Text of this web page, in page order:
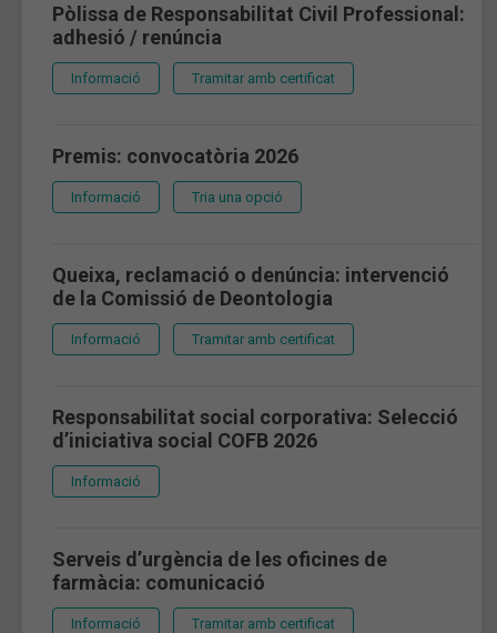
Pòlissa de Responsabilitat Civil Professional:
adhesió / renúncia
Informació Tramitar amb certificat
Premis: convocatòria 2026
Informació Tria una opció
Queixa, reclamació o denúncia: intervenció
de la Comissió de Deontologia
Informació Tramitar amb certificat
Responsabilitat social corporativa: Selecció
d’iniciativa social COFB 2026
Informació
Serveis d’urgència de les oficines de
farmàcia: comunicació
Informació Tramitar amb certificat